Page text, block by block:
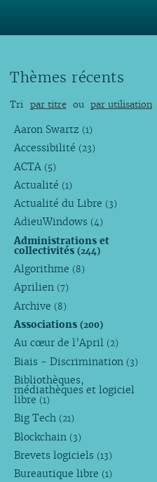
Thèmes récents
Tri par titre ou par utilisation
Aaron Swartz (1)
Accessibilité (23)
ACTA (5)
Actualité (1)
Actualité du Libre (3)
AdieuWindows (4)
Administrations et
collectivités (244)
Algorithme (8)
Aprilien (7)
Archive (8)
Associations (200)
Au cœur de l’April (2)
Biais - Discrimination (3)
Bibliothèques,
médiathèques et logiciel
libre (1)
Big Tech (21)
Blockchain (3)
Brevets logiciels (13)
Bureautique libre (1)